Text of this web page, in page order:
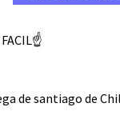
de santiago de